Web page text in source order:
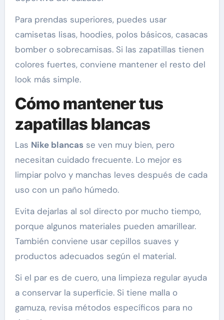
Para prendas superiores, puedes usar
camisetas lisas, hoodies, polos básicos, casacas
bomber o sobrecamisas. Si las zapatillas tienen
colores fuertes, conviene mantener el resto del
look más simple.
Cómo mantener tus
zapatillas blancas
Las Nike blancasse ven muy bien, pero
necesitan cuidado frecuente. Lo mejor es
limpiar polvo y manchas leves después de cada
uso con un paño húmedo.
Evita dejarlas al sol directo por mucho tiempo,
porque algunos materiales pueden amarillear.
También conviene usar cepillos suaves y
productos adecuados según el material.
Si el par es de cuero, una limpieza regular ayuda
a conservar la superficie. Si tiene malla o
gamuza, revisa métodos específicos para no